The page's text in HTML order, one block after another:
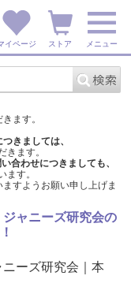
イページ ストア メニュー
ます。
きましては、
きます。
合わせにつきましても、
ます。
すようお願い申し上げま
ジャニーズ研究会の
ニーズ研究会｜本